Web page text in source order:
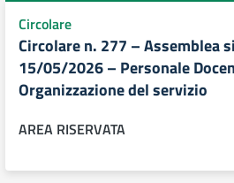
Circolare
Circolare n. 277 – Assemblea
15/05/2026 – Personale
Organizzazione del servizio
AREA RISERVATA